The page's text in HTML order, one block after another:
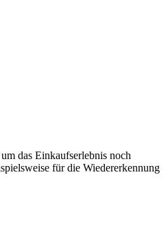
das Einkaufserlebnis noch
für die Wiedererkennung